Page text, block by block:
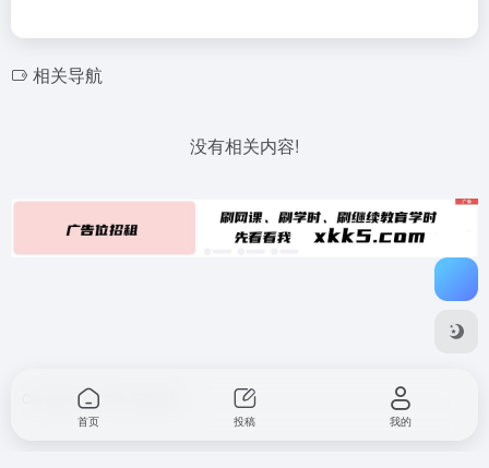
相关导航
没有相关内容!
Copyright © 2026
首页 投稿 我的